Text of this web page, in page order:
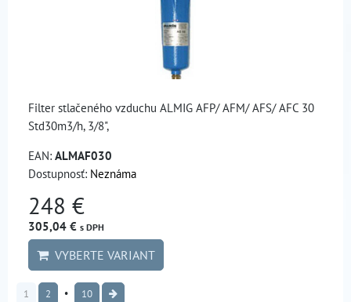
Filter stlačeného vzduchu ALMIG AFP/ AFM/ AFS/ AFC 30
Std30m3/h, 3/8",
EAN: ALMAF030
Dostupnosť: Neznáma
248 €
305,04 € s DPH
VYBERTE VARIANT
1 2 10